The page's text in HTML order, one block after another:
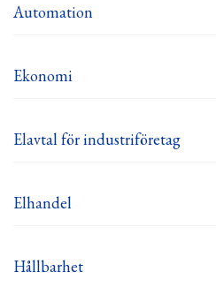
Automation
Ekonomi
Elavtal för industriföretag
Elhandel
Hållbarhet